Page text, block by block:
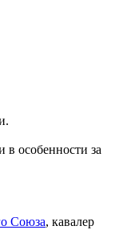
в особенности за
Союза, кавалер